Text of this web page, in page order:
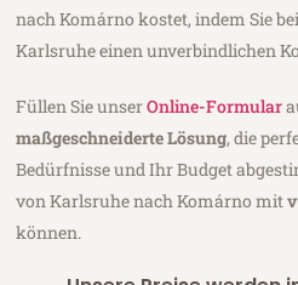
nach Komárno kostet, indem Sie
Karlsruhe einen unverbindlichen
Füllen Sie unserOnline-Formular
maßgeschneiderte Lösung, die
Bedürfnisse und Ihr Budget
von Karlsruhe nach Komárno mit
können.